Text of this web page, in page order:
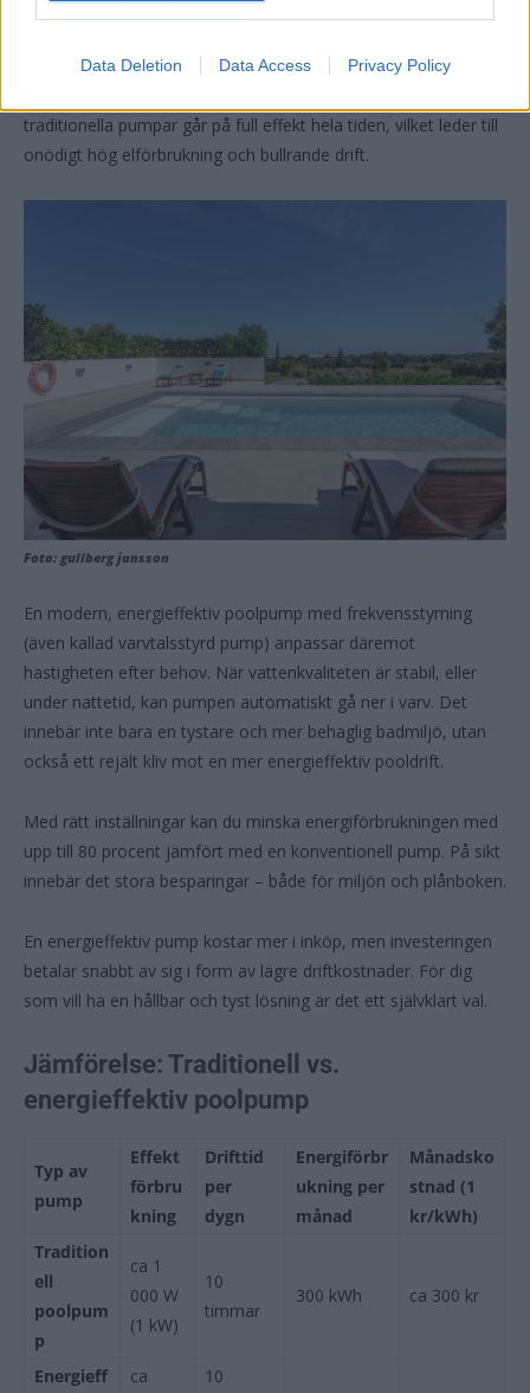
Data Deletion Data Access Privacy Policy
cirkulation genom filter och reningssystem. Det är här
traditionella pumpar går på full effekt hela tiden, vilket leder till
onödigt hög elförbrukning och bullrande drift.
Foto: gullberg jansson
En modern, energieffektiv poolpump med frekvensstyrning
(även kallad varvtalsstyrd pump) anpassar däremot
hastigheten efter behov. När vattenkvaliteten är stabil, eller
under nattetid, kan pumpen automatiskt gå ner i varv. Det
innebär inte bara en tystare och mer behaglig badmiljö, utan
också ett rejält kliv mot en mer energieffektiv pooldrift.
Med rätt inställningar kan du minska energiförbrukningen med
upp till 80 procent jämfört med en konventionell pump. På sikt
innebär det stora besparingar – både för miljön och plånboken.
En energieffektiv pump kostar mer i inköp, men investeringen
betalar snabbt av sig i form av lägre driftkostnader. För dig
som vill ha en hållbar och tyst lösning är det ett självklart val.
Jämförelse: Traditionell vs.
energieffektiv poolpump
Typ av
pump
Effekt
förbru
kning
Drifttid
per
dygn
Energiförbr
ukning per
månad
Månadsko
stnad (1
kr/kWh)
Tradition
ell
poolpum
p
ca 1
000 W
(1 kW)
10
timmar
300 kWh ca 300 kr
Energieff
ca
10